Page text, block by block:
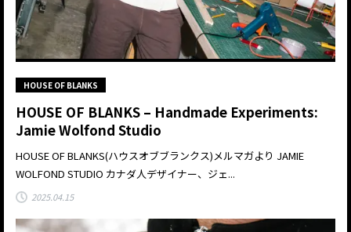
HOUSE OF BLANKS
HOUSE OF BLANKS – Handmade Experiments:
Jamie Wolfond Studio
HOUSE OF BLANKS(ハウスオブブランクス)メルマガより JAMIE
WOLFOND STUDIO カナダ人デザイナー、ジェ...
2025.04.15